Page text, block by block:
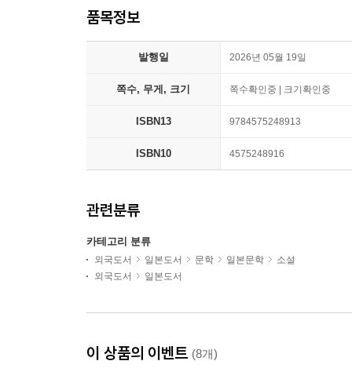
품목정보
발행일 2026년 05월 19일
쪽수, 무게, 크기 쪽수확인중 | 크기확인중
ISBN13 9784575248913
ISBN10 4575248916
관련분류
카테고리 분류
외국도서 일본도서 문학 일본문학
소설
외국도서
일본도서
이 상품의 이벤트 (8개)